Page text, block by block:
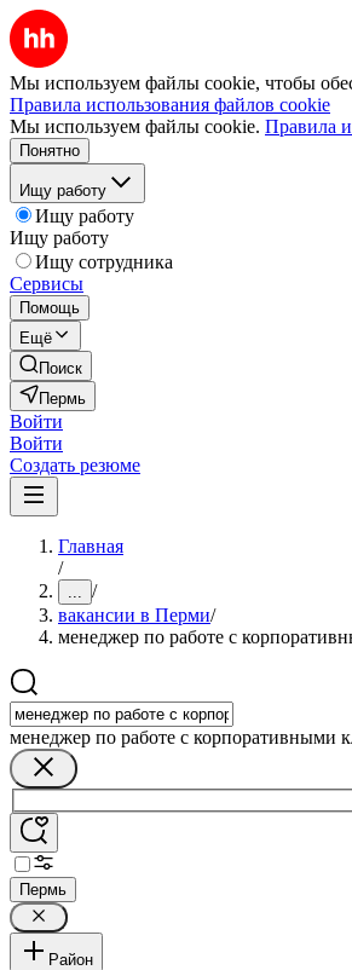
Мы используем файлы cookie, чтобы
Правила использования файлов cookie
Мы используем файлы cookie. Правила
Понятно
Ищу работу
Ищу работу
Ищу работу
Ищу сотрудника
Сервисы
Помощь
Ещё
Поиск
Пермь
Войти
Войти
Создать резюме
Главная
/
... /
вакансии в Перми/
менеджер по работе с
менеджер по работе с корпоративными
Пермь
Район